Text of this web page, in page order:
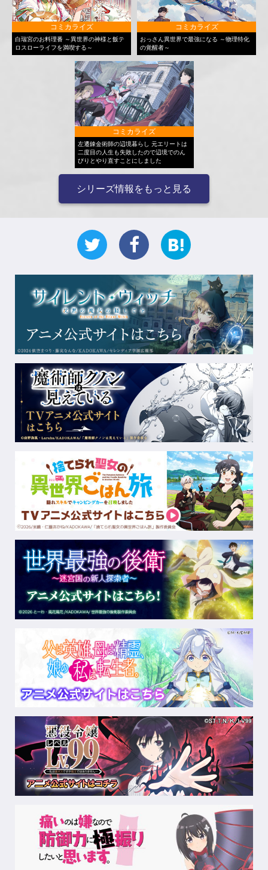
コミカライズ
白瑞宮のお料理番 ～異世界の神様と飯テ
ロスローライフを満喫する～
コミカライズ
おっさん異世界で最強になる ～物理特化
の覚醒者～
コミカライズ
左遷錬金術師の辺境暮らし 元エリートは
二度目の人生も失敗したので辺境でのん
びりとやり直すことにしました
シリーズ情報をもっと見る